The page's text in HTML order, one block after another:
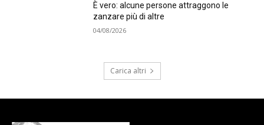
È vero: alcune persone attraggono le
zanzare più di altre
04/08/2026
Carica altri